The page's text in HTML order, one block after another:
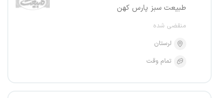
طبیعت سبز پارس کهن
منقضی شده
لرستان
تمام وقت